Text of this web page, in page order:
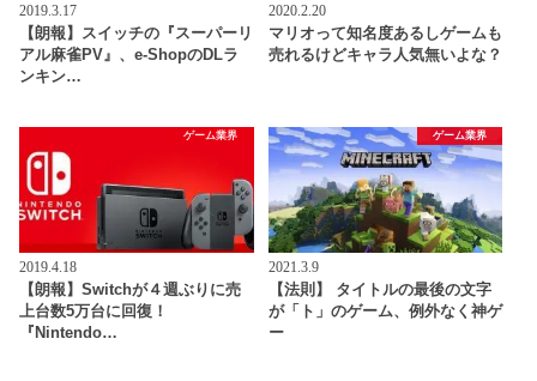
2019.3.17
【朗報】スイッチの『スーパーリ
アル麻雀PV』、e-ShopのDLラ
ンキン…
2020.2.20
マリオって知名度あるしゲームも
売れるけどキャラ人気無いよな？
ゲーム業界
2019.4.18
【朗報】Switchが４週ぶりに売
上台数5万台に回復！
『Nintendo…
ゲーム業界
2021.3.9
【法則】 タイトルの最後の文字
が「ト」のゲーム、例外なく神ゲ
ー